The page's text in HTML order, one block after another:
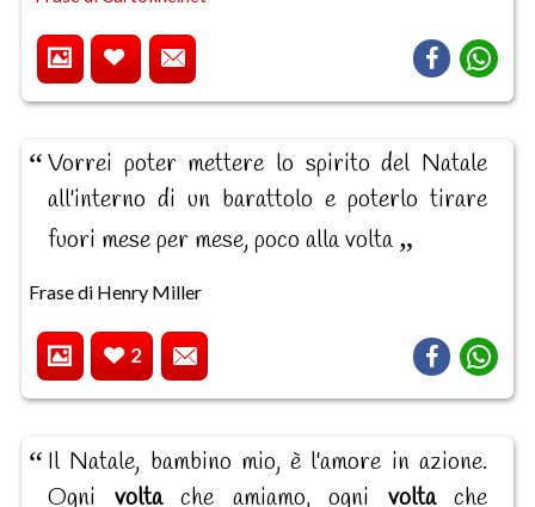
Vorrei poter mettere lo spirito del Natale
all'interno di un barattolo e poterlo tirare
fuori mese per mese, poco alla volta
Frase di Henry Miller
2
Il Natale, bambino mio, è l'amore in azione.
Ogni voltache amiamo, ogni voltache